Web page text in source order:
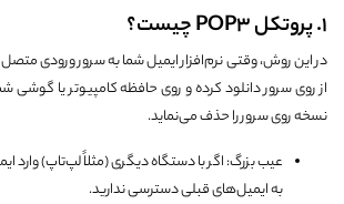
۱. پروتکل POP3 چیست؟
در این روش، وقتی نرم‌افزار ایمیل شما به سرور ورودی
از روی سرور دانلود کرده و روی حافظه کامپیوتر یا
نسخه روی سرور را حذف می‌نماید.
عیب بزرگ: اگر با دستگاه دیگری (مثلاً لپ‌تاپ) وارد
به ایمیل‌های قبلی دسترسی ندارید.